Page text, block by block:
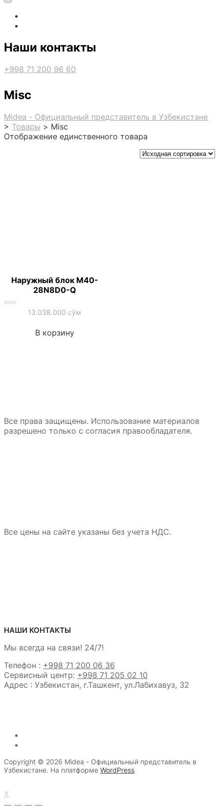
Наши контакты
+998 71 200 96 60
Misc
Midea - Официальный представитель в Узбекистане
> Товары > Misc
Отображение единственного товара
Наружный блок M40-
28N8D0-Q
13.038.000 сўм
В корзину
Все права защищены. Использование материалов
разрешено только с согласия правообладателя.
Все цены на сайте указаны без учета НДС.
НАШИ КОНТАКТЫ
Мы всегда на связи! 24/7!
Телефон : +998 71 200 06 36
Сервисный центр: +998 71 205 02 10
Адрес : Узбекистан, г.Ташкент, ул.Лабихавуз, 32
Copyright © 2026 Midea - Официальный представитель в
Узбекистане. На платформе WordPress
X